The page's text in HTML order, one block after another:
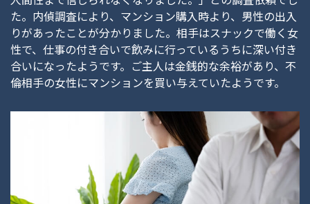
た。内偵調査により、マンション購入時より、男性の出入
りがあったことが分かりました。相手はスナックで働く女
性で、仕事の付き合いで飲みに行っているうちに深い付き
合いになったようです。ご主人は金銭的な余裕があり、不
倫相手の女性にマンションを買い与えていたようです。